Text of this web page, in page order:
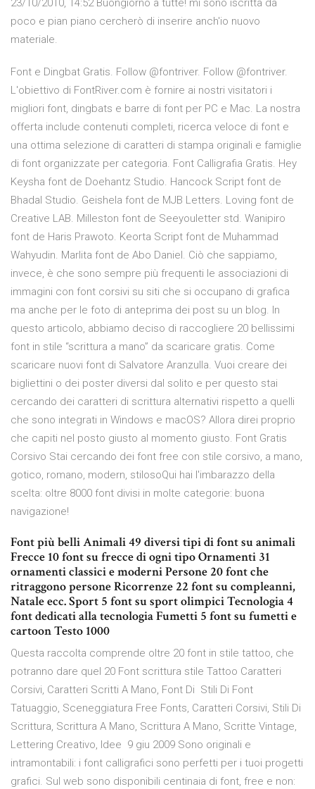
23/10/2010, 14:52 Buongiorno a tutte! mi sono iscritta da
poco e pian piano cercherò di inserire anch'io nuovo
materiale.
Font e Dingbat Gratis. Follow @fontriver. Follow @fontriver.
L'obiettivo di FontRiver.com è fornire ai nostri visitatori i
migliori font, dingbats e barre di font per PC e Mac. La nostra
offerta include contenuti completi, ricerca veloce di font e
una ottima selezione di caratteri di stampa originali e famiglie
di font organizzate per categoria. Font Calligrafia Gratis. Hey
Keysha font de Doehantz Studio. Hancock Script font de
Bhadal Studio. Geishela font de MJB Letters. Loving font de
Creative LAB. Milleston font de Seeyouletter std. Wanipiro
font de Haris Prawoto. Keorta Script font de Muhammad
Wahyudin. Marlita font de Abo Daniel. Ciò che sappiamo,
invece, è che sono sempre più frequenti le associazioni di
immagini con font corsivi su siti che si occupano di grafica
ma anche per le foto di anteprima dei post su un blog. In
questo articolo, abbiamo deciso di raccogliere 20 bellissimi
font in stile “scrittura a mano” da scaricare gratis. Come
scaricare nuovi font di Salvatore Aranzulla. Vuoi creare dei
bigliettini o dei poster diversi dal solito e per questo stai
cercando dei caratteri di scrittura alternativi rispetto a quelli
che sono integrati in Windows e macOS? Allora direi proprio
che capiti nel posto giusto al momento giusto. Font Gratis
Corsivo Stai cercando dei font free con stile corsivo, a mano,
gotico, romano, modern, stilosoQui hai l'imbarazzo della
scelta: oltre 8000 font divisi in molte categorie: buona
navigazione!
Font più belli Animali 49 diversi tipi di font su animali
Frecce 10 font su frecce di ogni tipo Ornamenti 31
ornamenti classici e moderni Persone 20 font che
ritraggono persone Ricorrenze 22 font su compleanni,
Natale ecc. Sport 5 font su sport olimpici Tecnologia 4
font dedicati alla tecnologia Fumetti 5 font su fumetti e
cartoon Testo 1000
Questa raccolta comprende oltre 20 font in stile tattoo, che
potranno dare quel 20 Font scrittura stile Tattoo Caratteri
Corsivi, Caratteri Scritti A Mano, Font Di Stili Di Font
Tatuaggio, Sceneggiatura Free Fonts, Caratteri Corsivi, Stili Di
Scrittura, Scrittura A Mano, Scrittura A Mano, Scritte Vintage,
Lettering Creativo, Idee 9 giu 2009 Sono originali e
intramontabili: i font calligrafici sono perfetti per i tuoi progetti
grafici. Sul web sono disponibili centinaia di font, free e non: